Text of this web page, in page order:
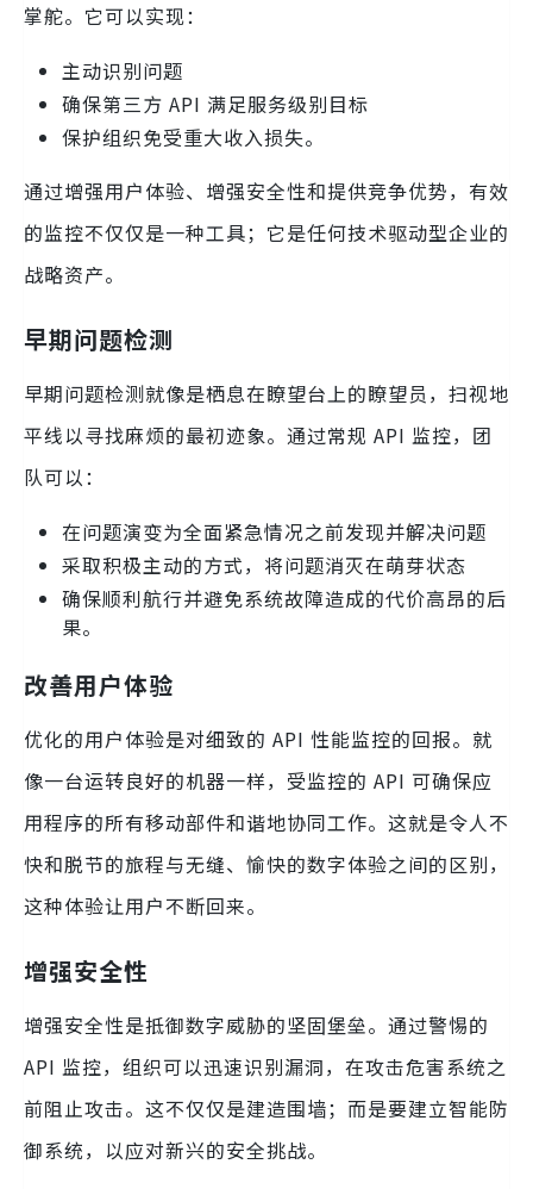
掌舵。它可以实现：
主动识别问题
确保第三方 API 满足服务级别目标
保护组织免受重大收入损失。
通过增强用户体验、增强安全性和提供竞争优势，有效
的监控不仅仅是一种工具；它是任何技术驱动型企业的
战略资产。
早期问题检测
早期问题检测就像是栖息在瞭望台上的瞭望员，扫视地
平线以寻找麻烦的最初迹象。通过常规 API 监控，团
队可以：
在问题演变为全面紧急情况之前发现并解决问题
采取积极主动的方式，将问题消灭在萌芽状态
确保顺利航行并避免系统故障造成的代价高昂的后
果。
改善用户体验
优化的用户体验是对细致的 API 性能监控的回报。就
像一台运转良好的机器一样，受监控的 API 可确保应
用程序的所有移动部件和谐地协同工作。这就是令人不
快和脱节的旅程与无缝、愉快的数字体验之间的区别，
这种体验让用户不断回来。
增强安全性
增强安全性是抵御数字威胁的坚固堡垒。通过警惕的
API 监控，组织可以迅速识别漏洞，在攻击危害系统之
前阻止攻击。这不仅仅是建造围墙；而是要建立智能防
御系统，以应对新兴的安全挑战。